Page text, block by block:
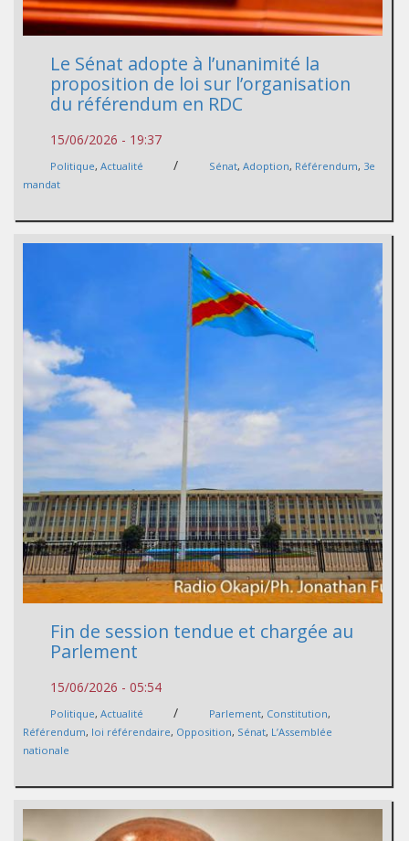
Le Sénat adopte à l’unanimité la
proposition de loi sur l’organisation
du référendum en RDC
15/06/2026 - 19:37
Politique, Actualité / Sénat, Adoption, Référendum, 3e
mandat
Fin de session tendue et chargée au
Parlement
15/06/2026 - 05:54
Politique, Actualité / Parlement, Constitution,
Référendum, loi référendaire, Opposition, Sénat, L’Assemblée
nationale